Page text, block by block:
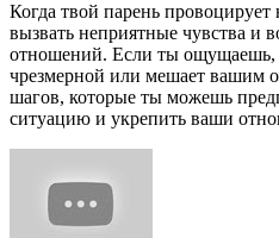
Когда твой парень провоцирует
вызвать неприятные чувства и
отношений. Если ты ощущаешь,
чрезмерной или мешает вашим
шагов, которые ты можешь
ситуацию и укрепить ваши